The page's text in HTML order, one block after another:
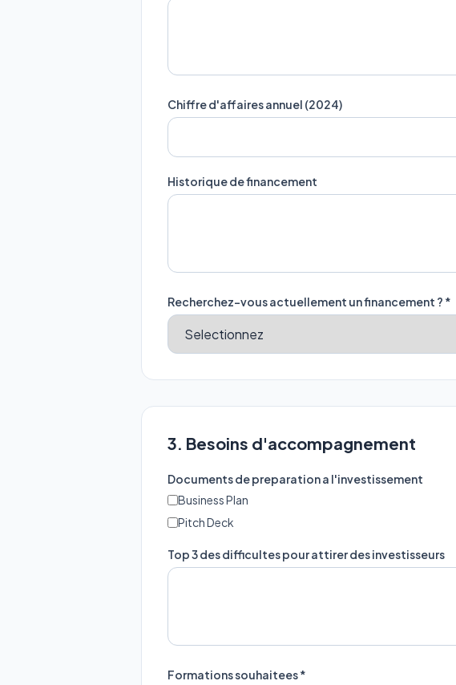
Chiffre d'affaires annuel (2024)
Historique de financement
Recherchez-vous actuellement un financement ? *
3. Besoins d'accompagnement
Documents de preparation a l'investissement
Business Plan
Pitch Deck
Top 3 des difficultes pour attirer des investisseurs
Formations souhaitees *